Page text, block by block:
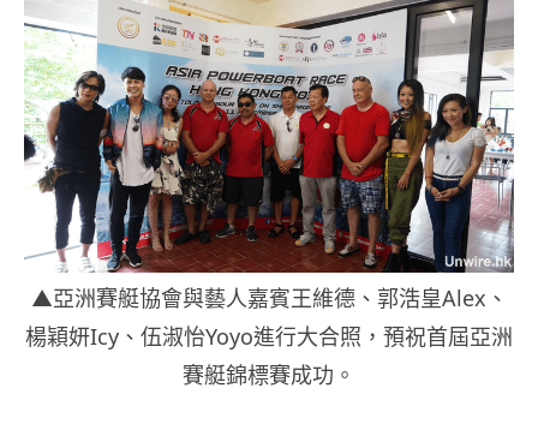
▲亞洲賽艇協會與藝人嘉賓王維德、郭浩皇Alex、
楊穎妍Icy、伍淑怡Yoyo進行大合照， 預祝首屆亞洲
賽艇錦標賽成功。